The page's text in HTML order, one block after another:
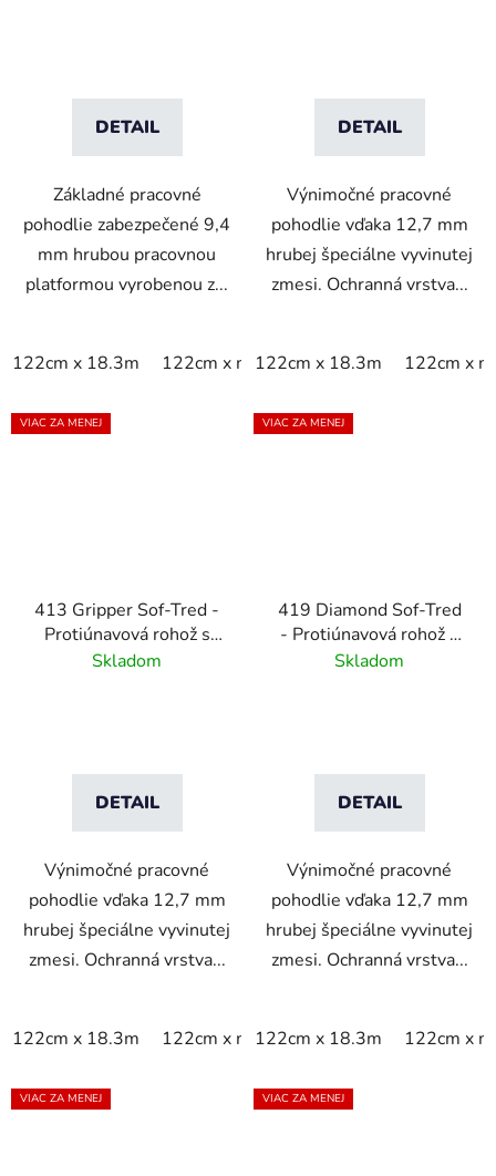
DETAIL
Základné pracovné
pohodlie zabezpečené 9,4
mm hrubou pracovnou
platformou vyrobenou z...
122cm x 18.3m 122cm x m 60cm x 18.3m 60cm x
DETAIL
Výnimočné pracovné
pohodlie vďaka 12,7 mm
hrubej špeciálne vyvinutej
zmesi. Ochranná vrstva...
122cm x 18.3m 122cm x m
VIAC ZA MENEJ
413 Gripper Sof-Tred -
Protiúnavová rohož s
vrstvou Dyna-Shield a
Skladom
DETAIL
Výnimočné pracovné
pohodlie vďaka 12,7 mm
hrubej špeciálne vyvinutej
zmesi. Ochranná vrstva...
122cm x 18.3m 122cm x m 60cm x 18.3m 60cm x
VIAC ZA MENEJ
419 Diamond Sof-Tred
- Protiúnavová rohož s
vrstvou Dyna-Shield a
Skladom
DETAIL
Výnimočné pracovné
pohodlie vďaka 12,7 mm
hrubej špeciálne vyvinutej
zmesi. Ochranná vrstva...
122cm x 18.3m 122cm x m
VIAC ZA MENEJ VIAC ZA MENEJ